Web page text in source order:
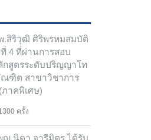
สิริวุฒิ ศิริพรหมสมบัติ
4 ที่ผ่านการสอบ
สูตรระดับปริญญาโท
ณฑิต สาขาวิชาการ
าคพิเศษ)
ครั้ง
.นิดา จารีมิตร ได้รับ